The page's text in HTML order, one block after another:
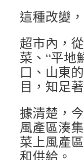
這種改變
超市內，
菜、“平地
口、山東
目，知足
據清楚，
風產區湊
菜上風產
和供給。